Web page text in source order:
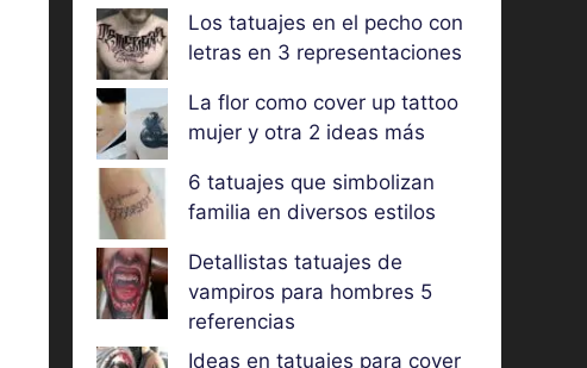
Los tatuajes en el pecho con
letras en 3 representaciones
La flor como cover up tattoo
mujer y otra 2 ideas más
6 tatuajes que simbolizan
familia en diversos estilos
Detallistas tatuajes de
vampiros para hombres 5
referencias
Ideas en tatuajes para cover